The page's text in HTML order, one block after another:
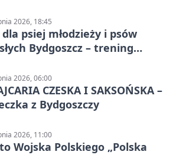
2026, 18:45
psiej młodzieży i psów
Bydgoszcz – trening
2026, 06:00
CZESKA I SAKSOŃSKA –
z Bydgoszczy
2026, 11:00
Wojska Polskiego „Polska